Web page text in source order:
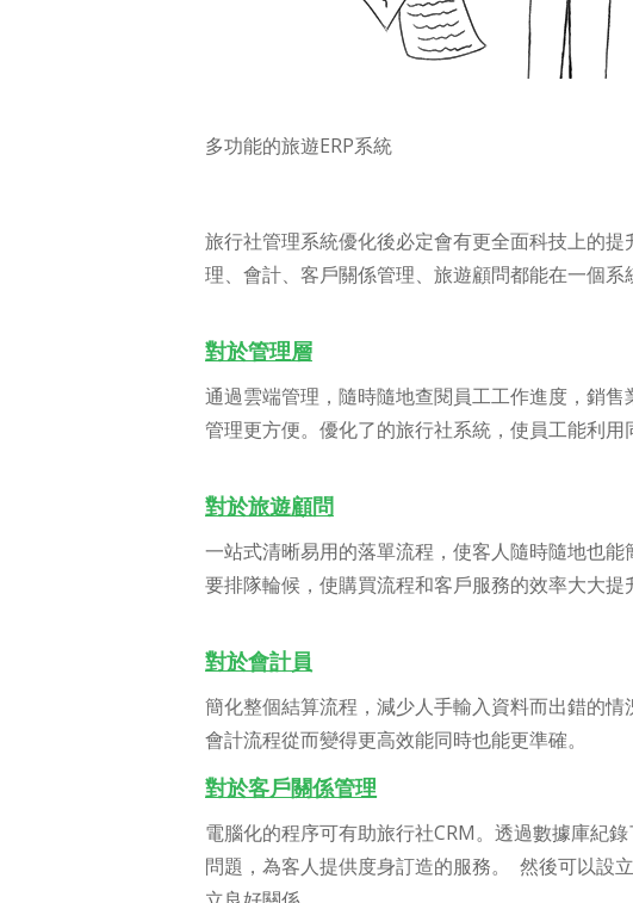
多功能的旅遊ERP系統
旅行社管理系統優化後必定會有更全面科技上的
理、會計、客戶關係管理、旅遊顧問都能在一個系
對於管理層
通過雲端管理，隨時隨地查閱員工工作進度，銷
管理更方便。優化了的旅行社系統，使員工能利
對於旅遊顧問
一站式清晰易用的落單流程，使客人隨時隨地也
要排隊輪候，使購買流程和客戶服務的效率大大提
對於會計員
簡化整個結算流程，減少人手輸入資料而出錯的
會計流程從而變得更高效能同時也能更準確。
對於客戶關係管理
電腦化的程序可有助旅行社CRM。透過數據庫紀
問題，為客人提供度身訂造的服務。 然後可以設